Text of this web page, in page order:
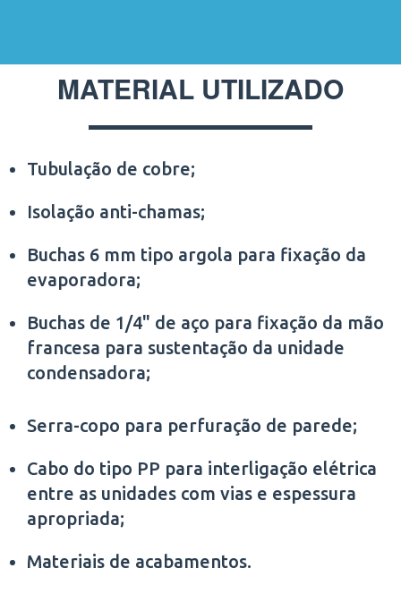
MATERIAL UTILIZADO
Tubulação de cobre;
Isolação anti-chamas;
Buchas 6 mm tipo argola para fixação da
evaporadora;
Buchas de 1/4" de aço para fixação da mão
francesa para sustentação da unidade
condensadora;
Serra-copo para perfuração de parede;
Cabo do tipo PP para interligação elétrica
entre as unidades com vias e espessura
apropriada;
Materiais de acabamentos.